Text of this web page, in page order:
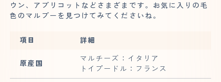
ウン、アプリコットなどさまざまです。お気に入りの毛
色のマルプーを見つけてみてくださいね。
項目 詳細
原産国
マルチーズ：イタリア
トイプードル：フランス